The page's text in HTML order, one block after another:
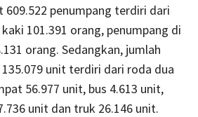
penumpang terdiri dari
101.391 orang, penumpang di
orang. Sedangkan, jumlah
unit terdiri dari roda dua
56.977 unit, bus 4.613 unit,
unit dan truk 26.146 unit.